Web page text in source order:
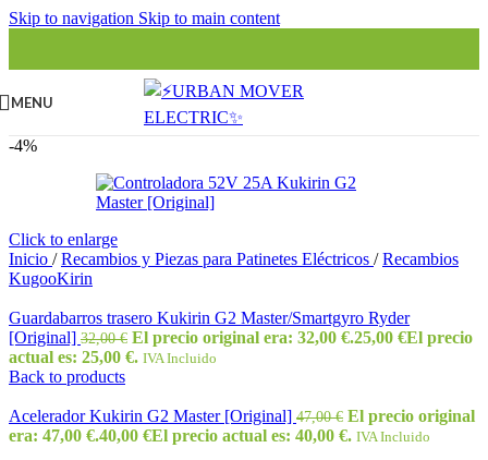
Skip to navigation Skip to main content
MENU
-4%
Click to enlarge
Inicio / Recambios y Piezas para Patinetes Eléctricos / Recambios
KugooKirin
Guardabarros trasero Kukirin G2 Master/Smartgyro Ryder
[Original] 32,00€ El precio original era: 32,00 €.25,00 €El precio
actual es: 25,00 €. IVA Incluido
Back to products
Acelerador Kukirin G2 Master [Original] 47,00€ El precio original
era: 47,00 €.40,00 €El precio actual es: 40,00 €. IVA Incluido